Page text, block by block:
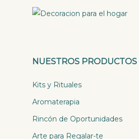
NUESTROS PRODUCTOS
Kits y Rituales
Aromaterapia
Rincón de Oportunidades
Arte para Regalar-te